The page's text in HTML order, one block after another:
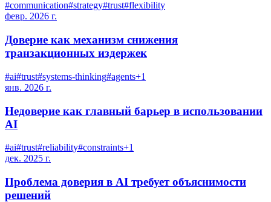
#communication#strategy#trust#flexibility
февр. 2026 г.
Доверие как механизм снижения
транзакционных издержек
#ai#trust#systems-thinking#agents+1
янв. 2026 г.
Недоверие как главный барьер в использовании
AI
#ai#trust#reliability#constraints+1
дек. 2025 г.
Проблема доверия в AI требует объяснимости
решений